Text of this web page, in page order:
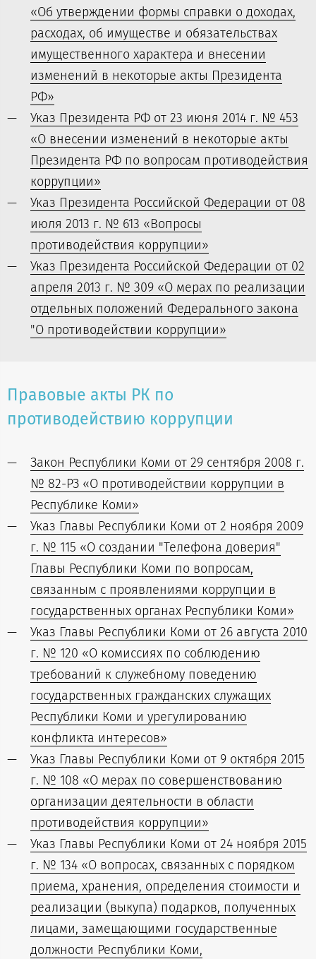
«Об утверждении формы справки о доходах,
расходах, об имуществе и обязательствах
имущественного характера и внесении
изменений в некоторые акты Президента
РФ»
Указ Президента РФ от 23 июня 2014 г. № 453
«О внесении изменений в некоторые акты
Президента РФ по вопросам противодействия
коррупции»
Указ Президента Российской Федерации от 08
июля 2013 г. № 613 «Вопросы
противодействия коррупции»
Указ Президента Российской Федерации от 02
апреля 2013 г. № 309 «О мерах по реализации
отдельных положений Федерального закона
"О противодействии коррупции»
Правовые акты РК по
противодействию коррупции
Закон Республики Коми от 29 сентября 2008 г.
№ 82-РЗ «О противодействии коррупции в
Республике Коми»
Указ Главы Республики Коми от 2 ноября 2009
г. № 115 «О создании "Телефона доверия"
Главы Республики Коми по вопросам,
связанным с проявлениями коррупции в
государственных органах Республики Коми»
Указ Главы Республики Коми от 26 августа 2010
г. № 120 «О комиссиях по соблюдению
требований к служебному поведению
государственных гражданских служащих
Республики Коми и урегулированию
конфликта интересов»
Указ Главы Республики Коми от 9 октября 2015
г. № 108 «О мерах по совершенствованию
организации деятельности в области
противодействия коррупции»
Указ Главы Республики Коми от 24 ноября 2015
г. № 134 «О вопросах, связанных с порядком
приема, хранения, определения стоимости и
реализации (выкупа) подарков, полученных
лицами, замещающими государственные
должности Республики Коми,